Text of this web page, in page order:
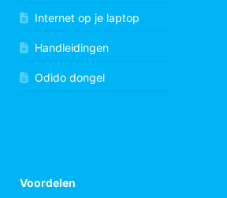
Internet op je laptop
Handleidingen
Odido dongel
Voordelen